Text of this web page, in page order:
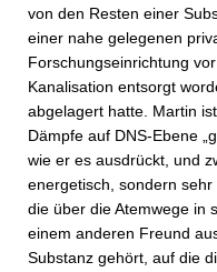
von den Resten einer
einer nahe gelegenen
Forschungseinrichtung
Kanalisation entsorgt
abgelagert hatte. Martin
Dämpfe auf DNS-Ebene
wie er es ausdrückt, und
energetisch, sondern sehr
die über die Atemwege in
einem anderen Freund
Substanz gehört, auf die